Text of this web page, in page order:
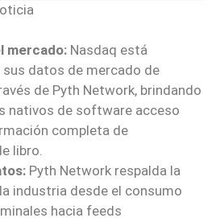
mercado: Nasdaq está
datos de mercado de
de Pyth Network, brindando
nativos de software acceso
completa de
libro.
Pyth Network respalda la
industria desde el consumo
hacia feeds